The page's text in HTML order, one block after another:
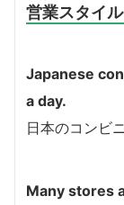
営業スタイル
Japanese
a day.
日本のコンビ
Many stores